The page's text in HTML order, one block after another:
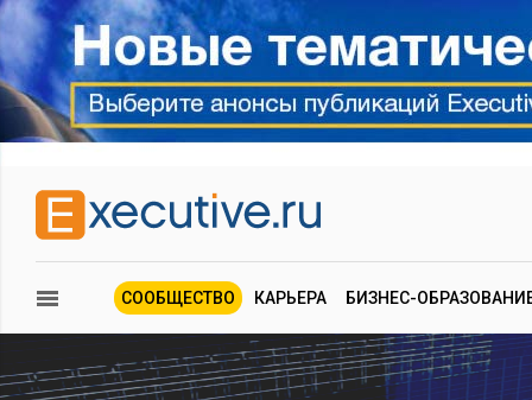
СООБЩЕСТВО КАРЬЕРА БИЗНЕС-